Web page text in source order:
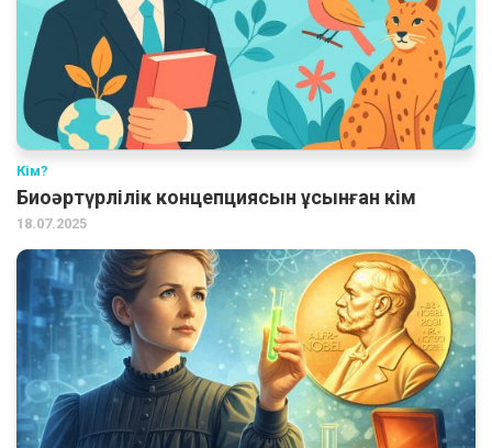
Кім?
Биоәртүрлілік концепциясын ұсынған кім
18.07.2025